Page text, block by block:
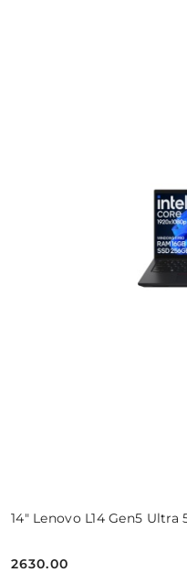
14" Lenovo L14 Gen5 Ultra
Cena:
2630.00